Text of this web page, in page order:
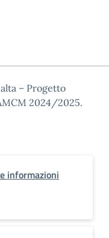
– Progetto
2024/2025.
informazioni